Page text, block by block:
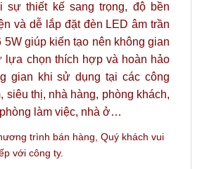
sự thiết kế sang trọng, độ bền
và dễ lắp đặt đèn LED âm trần
5W giúp kiến tạo nên không gian
lựa chọn thích hợp và hoàn hảo
gian khi sử dụng tại các công
siêu thị, nhà hàng, phòng khách,
làm việc, nhà ở…
trình bán hàng, Quý khách vui
với công ty.